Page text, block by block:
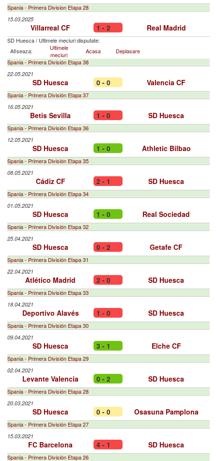
Spania - Primera Division Etapa 28
15.03.2025
Villarreal CF 1 - 2 Real Madrid
SD Huesca/ Ultimele meciuri disputate:
Afiseaza:
Ultimele
meciuri
Acasa
Deplasare
Spania - Primera División Etapa 38
22.05.2021
SD Huesca 0 - 0 Valencia CF
Spania - Primera División Etapa 37
16.05.2021
Betis Sevilla 1 - 0 SD Huesca
Spania - Primera División Etapa 36
12.05.2021
SD Huesca 1 - 0 Athletic Bilbao
Spania - Primera División Etapa 35
08.05.2021
Cádiz CF 2 - 1 SD Huesca
Spania - Primera División Etapa 34
01.05.2021
SD Huesca 1 - 0 Real Sociedad
Spania - Primera División Etapa 32
25.04.2021
SD Huesca 0 - 2 Getafe CF
Spania - Primera División Etapa 31
22.04.2021
Atlético Madrid 2 - 0 SD Huesca
Spania - Primera División Etapa 33
18.04.2021
Deportivo Alavés 1 - 0 SD Huesca
Spania - Primera División Etapa 30
09.04.2021
SD Huesca 3 - 1 Elche CF
Spania - Primera División Etapa 29
02.04.2021
Levante Valencia 0 - 2 SD Huesca
Spania - Primera División Etapa 28
20.03.2021
SD Huesca 0 - 0 Osasuna Pamplona
Spania - Primera División Etapa 27
15.03.2021
FC Barcelona 4 - 1 SD Huesca
Spania - Primera División Etapa 26